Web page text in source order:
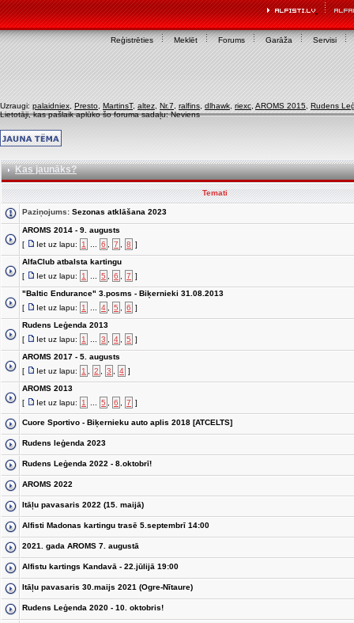
Reģistrēties Meklēt Forums Garāža Servisi
Uzraugi: palaidniex Presto MartinsT, altez Nr.7 ralfins dlhawk riexc AROMS 2015 Rudens
Lietotāji, kas pašlaik aplūko šo foruma sadaļu: Neviens
Kas jaunāks?
Temati
Paziņojums: Sezonas atklāšana 2023
AROMS 2014 - 9. augusts
[
Iet uz lapu: 1 6 7 8 ]
AlfaClub atbalsta kartingu
[
Iet uz lapu: 1 5 6 7 ]
"Baltic Endurance" 3.posms - Biķernieki 31.08.2013
[
Iet uz lapu: 1 4 5 6 ]
Rudens Leģenda 2013
[
Iet uz lapu: 1 3 4 5 ]
AROMS 2017 - 5. augusts
[
Iet uz lapu: 1 2 3 4 ]
AROMS 2013
[
Iet uz lapu: 1 5 6 7 ]
Cuore Sportivo - Biķernieku auto aplis 2018 [ATCELTS]
Rudens leģenda 2023
Rudens Leģenda 2022 - 8.oktobrī!
AROMS 2022
Itāļu pavasaris 2022 (15. maijā)
Alfisti Madonas kartingu trasē 5.septembrī 14:00
2021. gada AROMS 7. augustā
Alfistu kartings Kandavā - 22.jūlijā 19:00
Itāļu pavasaris 30.maijs 2021 (Ogre-Nītaure)
Rudens Leģenda 2020 - 10. oktobris!